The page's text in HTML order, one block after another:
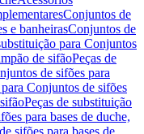
Conjuntos de
e banheirasConjuntos de
para Conjuntos
de sifãoPeças de
de sifões para
Conjuntos de sifões
Peças de substituição
para bases de duche,
sifões para bases de